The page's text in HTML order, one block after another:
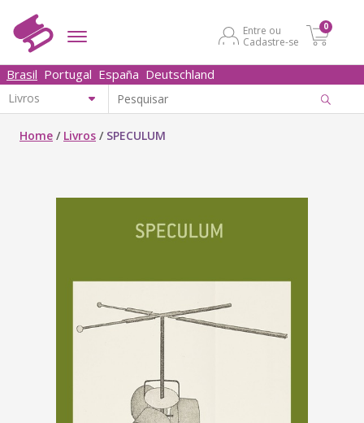
Entre ou
Cadastre-se
0
Brasil Portugal España Deutschland
Home / Livros / SPECULUM